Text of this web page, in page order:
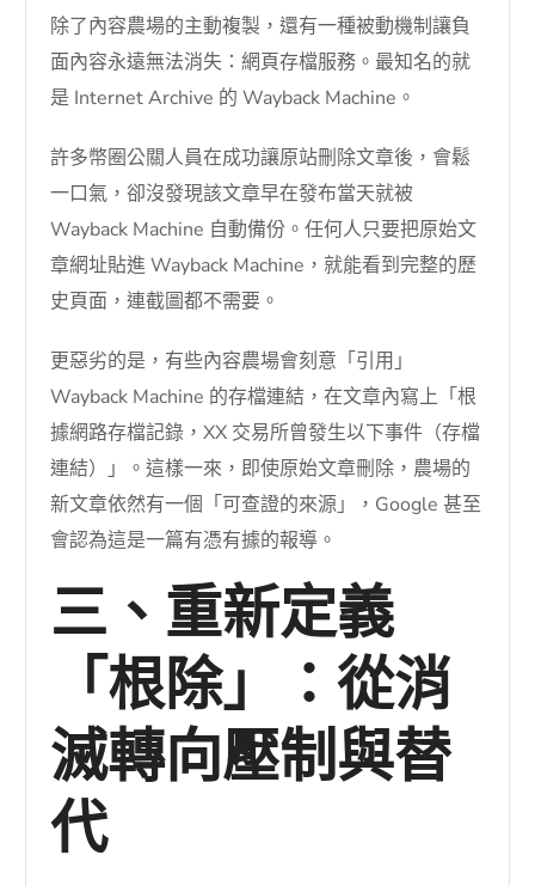
除了內容農場的主動複製，還有一種被動機制讓負
面內容永遠無法消失：網頁存檔服務。最知名的就
是 Internet Archive 的 Wayback Machine。
許多幣圈公關人員在成功讓原站刪除文章後，會鬆
一口氣，卻沒發現該文章早在發布當天就被
Wayback Machine 自動備份。任何人只要把原始文
章網址貼進 Wayback Machine，就能看到完整的歷
史頁面，連截圖都不需要。
更惡劣的是，有些內容農場會刻意「引用」
Wayback Machine 的存檔連結，在文章內寫上「根
據網路存檔記錄，XX 交易所曾發生以下事件（存檔
連結）」。這樣一來，即使原始文章刪除，農場的
新文章依然有一個「可查證的來源」，Google 甚至
會認為這是一篇有憑有據的報導。
三、重新定義
「根除」：從消
滅轉向壓制與替
代